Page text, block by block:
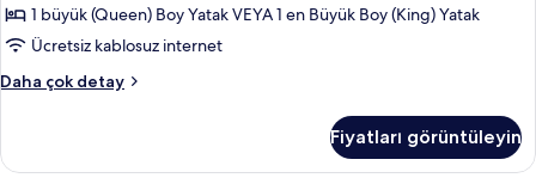
1 büyük (Queen) Boy Yatak VEYA 1 en Büyük Boy (King) Yatak
Ücretsiz kablosuz internet
Daha çok detay
Stüdyo
detay
Fiyatları görüntüleyin